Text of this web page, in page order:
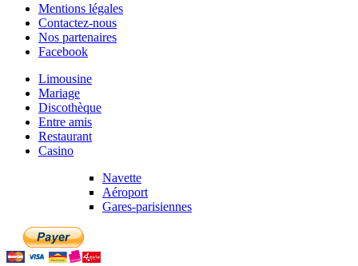
Mentions légales
Contactez-nous
Nos partenaires
Facebook
Limousine
Mariage
Discothèque
Entre amis
Restaurant
Casino
Navette
Aéroport
Gares-parisiennes